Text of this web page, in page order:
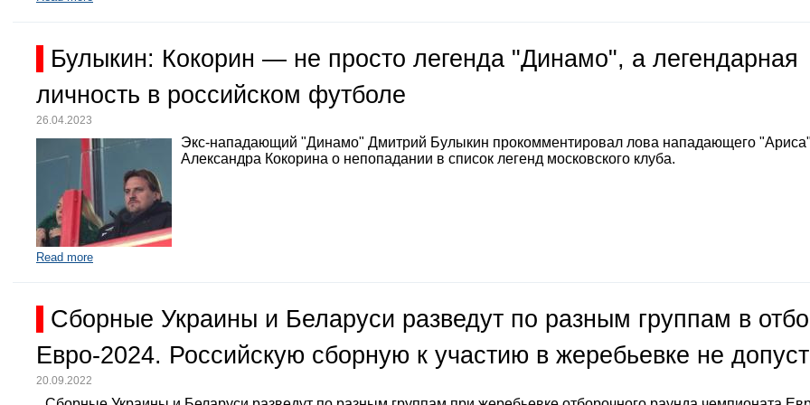
Булыкин: Кокорин — не просто легенда "Динамо", а легендарная
личность в российском футболе
26.04.2023
Экс-нападающий "Динамо" Дмитрий Булыкин прокомментировал лова нападающего "Ариса"
Александра Кокорина о непопадании в список легенд московского клуба.
Read more
Сборные Украины и Беларуси разведут по разным группам в
Евро-2024. Российскую сборную к участию в жеребьевке не
20.09.2022